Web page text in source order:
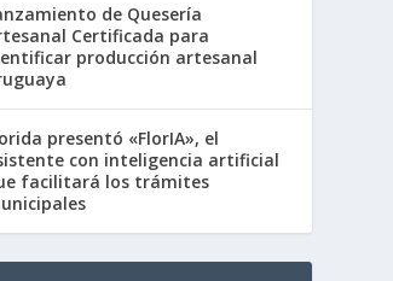
de Quesería
Certificada para
producción artesanal
presentó «FlorIA», el
con inteligencia artificial
facilitará los trámites